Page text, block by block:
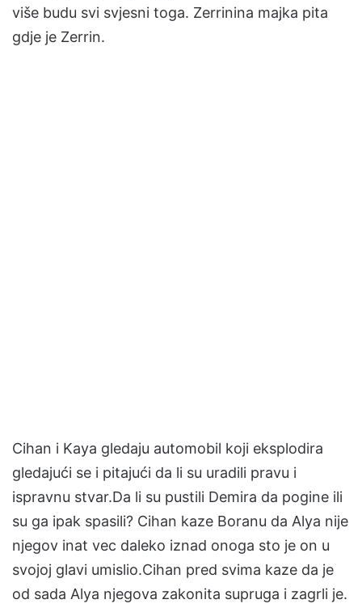
više budu svi svjesni toga. Zerrinina majka pita
gdje je Zerrin.
Cihan i Kaya gledaju automobil koji eksplodira
gledajući se i pitajući da li su uradili pravu i
ispravnu stvar.Da li su pustili Demira da pogine ili
su ga ipak spasili? Cihan kaze Boranu da Alya nije
njegov inat vec daleko iznad onoga sto je on u
svojoj glavi umislio.Cihan pred svima kaze da je
od sada Alya njegova zakonita supruga i zagrli je.